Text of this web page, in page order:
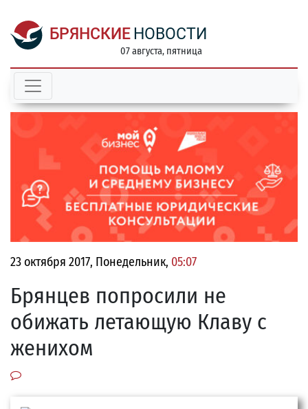
БРЯНСКИЕ НОВОСТИ
07 августа, пятница
23 октября 2017, Понедельник, 05:07
Брянцев попросили не
обижать летающую Клаву с
женихом